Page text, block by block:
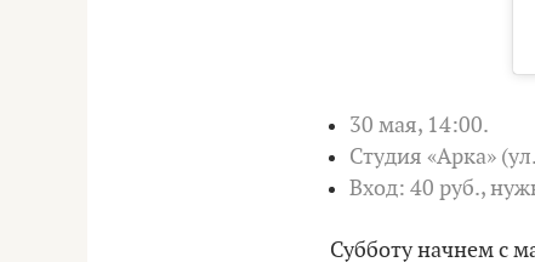
30 мая, 14:00.
Студия «Арка»
Вход: 40 руб.,
Субботу начнем с